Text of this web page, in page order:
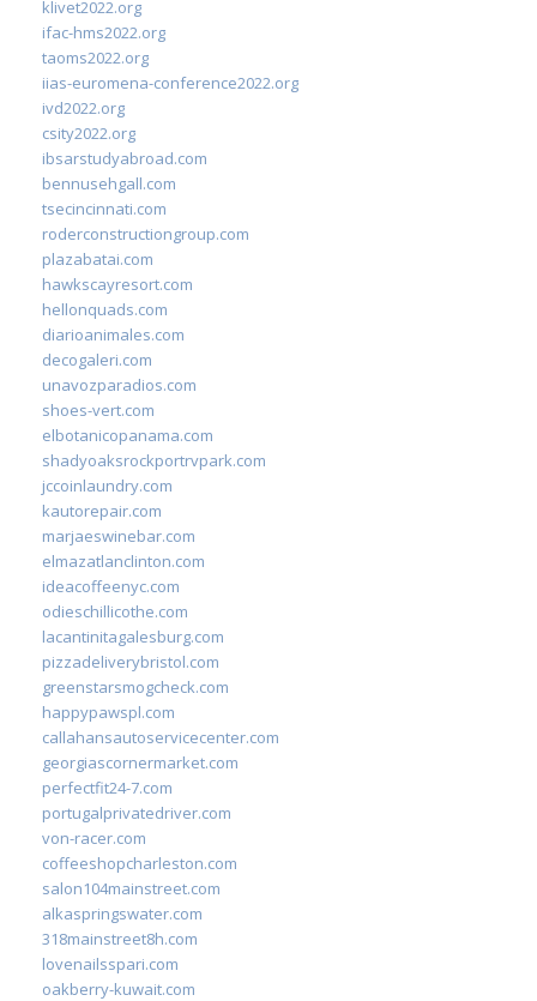
klivet2022.org
ifac-hms2022.org
taoms2022.org
iias-euromena-conference2022.org
ivd2022.org
csity2022.org
ibsarstudyabroad.com
bennusehgall.com
tsecincinnati.com
roderconstructiongroup.com
plazabatai.com
hawkscayresort.com
hellonquads.com
diarioanimales.com
decogaleri.com
unavozparadios.com
shoes-vert.com
elbotanicopanama.com
shadyoaksrockportrvpark.com
jccoinlaundry.com
kautorepair.com
marjaeswinebar.com
elmazatlanclinton.com
ideacoffeenyc.com
odieschillicothe.com
lacantinitagalesburg.com
pizzadeliverybristol.com
greenstarsmogcheck.com
happypawspl.com
callahansautoservicecenter.com
georgiascornermarket.com
perfectfit24-7.com
portugalprivatedriver.com
von-racer.com
coffeeshopcharleston.com
salon104mainstreet.com
alkaspringswater.com
318mainstreet8h.com
lovenailsspari.com
oakberry-kuwait.com